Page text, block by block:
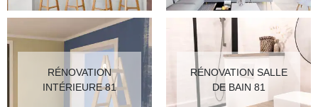
RÉNOVATION
INTÉRIEURE 81
RÉNOVATION SALLE
DE BAIN 81